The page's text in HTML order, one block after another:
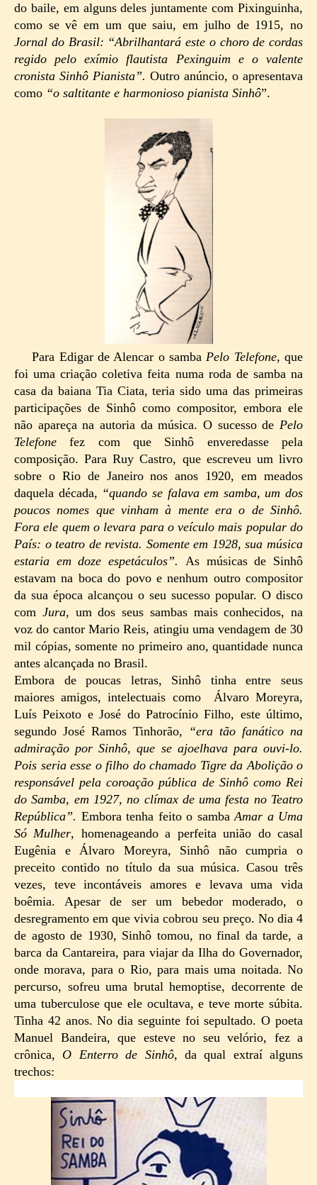
do baile, em alguns deles juntamente com Pixinguinha,
como se vê em um que saiu, em julho de 1915, no
Jornal do Brasil: “Abrilhantará este o choro de cordas
regido pelo exímio flautista Pexinguim e o valente
cronista Sinhô Pianista”. Outro anúncio, o apresentava
como “o saltitante e harmonioso pianista Sinhô”.
Para Edigar de Alencar o samba Pelo Telefone, que
foi uma criação coletiva feita numa roda de samba na
casa da baiana Tia Ciata, teria sido uma das primeiras
participações de Sinhô como compositor, embora ele
não apareça na autoria da música. O sucesso de Pelo
Telefonefez com que Sinhô enveredasse pela
composição. Para Ruy Castro, que escreveu um livro
sobre o Rio de Janeiro nos anos 1920, em meados
daquela década, “quando se falava em samba, um dos
poucos nomes que vinham à mente era o de Sinhô.
Fora ele quem o levara para o veículo mais popular do
País: o teatro de revista. Somente em 1928, sua música
estaria em doze espetáculos”. As músicas de Sinhô
estavam na boca do povo e nenhum outro compositor
da sua época alcançou o seu sucesso popular. O disco
com Jura, um dos seus sambas mais conhecidos, na
voz do cantor Mario Reis, atingiu uma vendagem de 30
mil cópias, somente no primeiro ano, quantidade nunca
antes alcançada no Brasil.
Embora de poucas letras, Sinhô tinha entre seus
maiores amigos, intelectuais como
Álvaro Moreyra,
Luís Peixoto e José do Patrocínio Filho, este último,
segundo José Ramos Tinhorão, “era tão fanático na
admiração por Sinhô, que se ajoelhava para ouvi-lo.
Pois seria esse o filho do chamado Tigre da Abolição o
responsável pela coroação pública de Sinhô como Rei
do Samba, em 1927, no clímax de uma festa no Teatro
República”. Embora tenha feito o samba Amar a Uma
Só Mulher, homenageando a perfeita união do casal
Eugênia e Álvaro Moreyra, Sinhô não cumpria o
preceito contido no título da sua música. Casou três
vezes, teve incontáveis amores e levava uma vida
boêmia. Apesar de ser um bebedor moderado, o
desregramento em que vivia cobrou seu preço. No dia 4
de agosto de 1930, Sinhô tomou, no final da tarde, a
barca da Cantareira, para viajar da Ilha do Governador,
onde morava, para o Rio, para mais uma noitada. No
percurso, sofreu uma brutal hemoptise, decorrente de
uma tuberculose que ele ocultava, e teve morte súbita.
Tinha 42 anos. No dia seguinte foi sepultado. O poeta
Manuel Bandeira, que esteve no seu velório, fez a
crônica, O Enterro de Sinhô, da qual extraí alguns
trechos: